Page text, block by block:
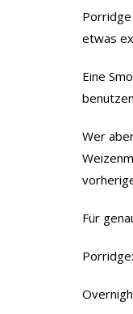
etwas
Eine
Wer
Für
Porridge: